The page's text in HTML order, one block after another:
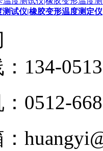
试仪|橡胶变形温度测定仪
134-
0512-